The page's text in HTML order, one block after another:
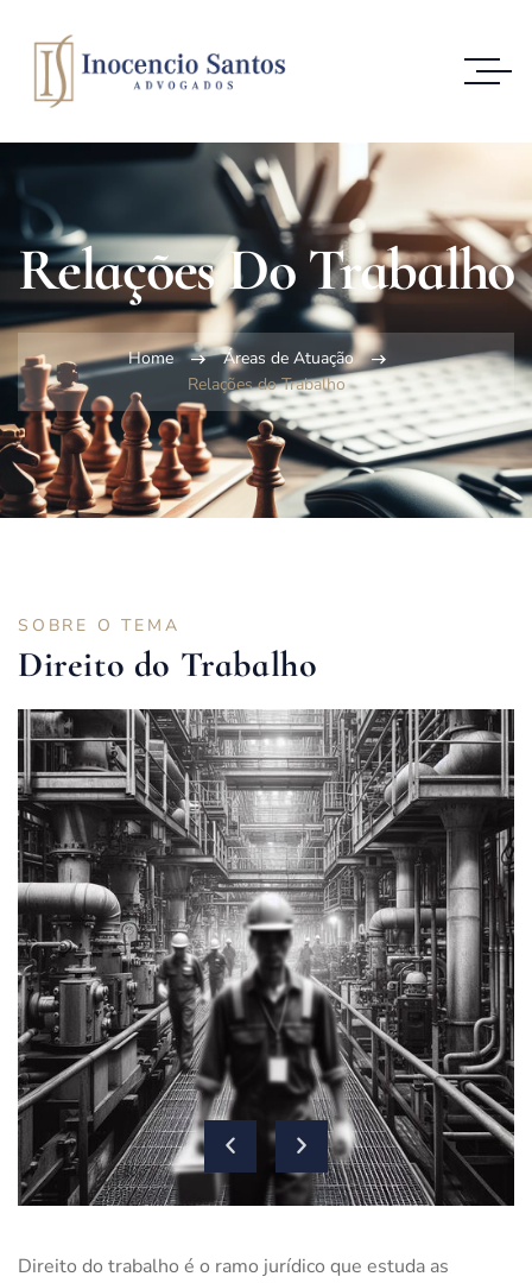
Relações Do Trabalho
Home
Áreas de Atuação
Relações do Trabalho
SOBRE O TEMA
Direito do Trabalho
Direito do trabalho é o ramo jurídico que estuda as